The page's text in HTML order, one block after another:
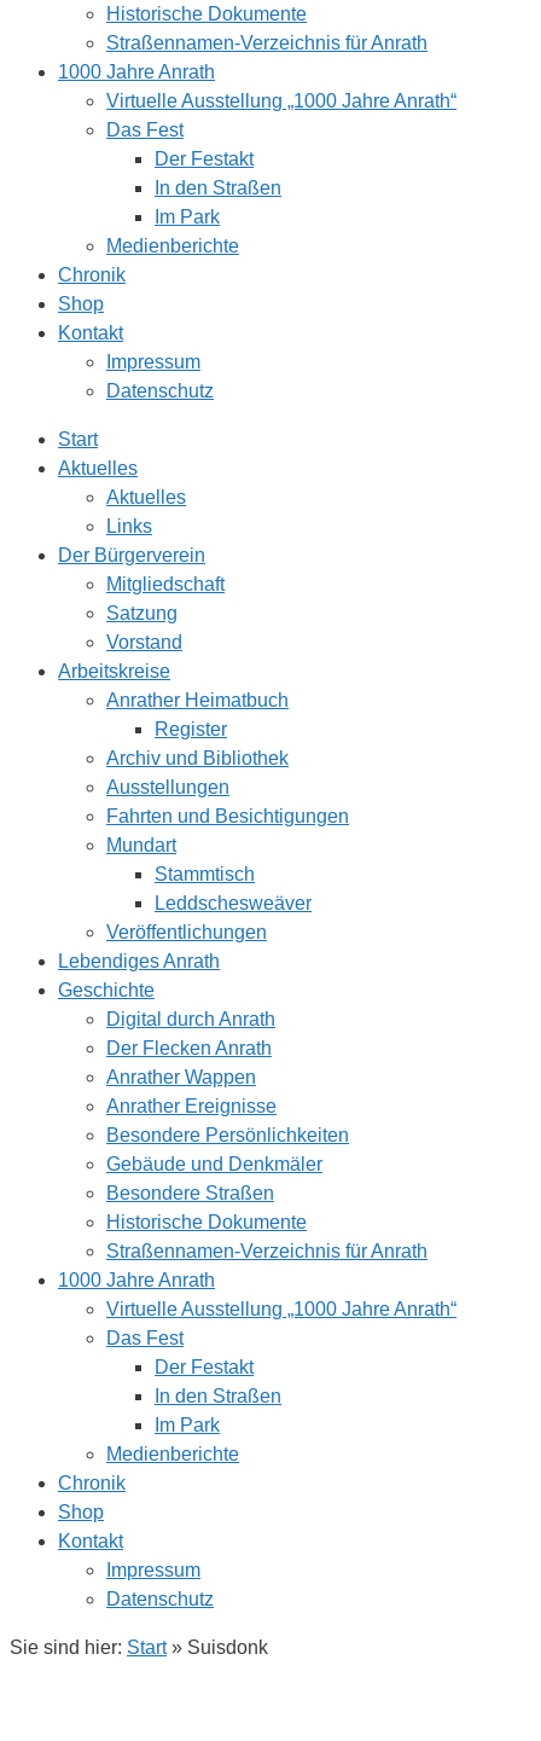
Historische Dokumente
Straßennamen-Verzeichnis für Anrath
1000 Jahre Anrath
Virtuelle Ausstellung „1000 Jahre Anrath“
Das Fest
Der Festakt
In den Straßen
Im Park
Medienberichte
Chronik
Shop
Kontakt
Impressum
Datenschutz
Start
Aktuelles
Aktuelles
Links
Der Bürgerverein
Mitgliedschaft
Satzung
Vorstand
Arbeitskreise
Anrather Heimatbuch
Register
Archiv und Bibliothek
Ausstellungen
Fahrten und Besichtigungen
Mundart
Stammtisch
Leddschesweäver
Veröffentlichungen
Lebendiges Anrath
Geschichte
Digital durch Anrath
Der Flecken Anrath
Anrather Wappen
Anrather Ereignisse
Besondere Persönlichkeiten
Gebäude und Denkmäler
Besondere Straßen
Historische Dokumente
Straßennamen-Verzeichnis für Anrath
1000 Jahre Anrath
Virtuelle Ausstellung „1000 Jahre Anrath“
Das Fest
Der Festakt
In den Straßen
Im Park
Medienberichte
Chronik
Shop
Kontakt
Impressum
Datenschutz
Sie sind hier: Start» Suisdonk